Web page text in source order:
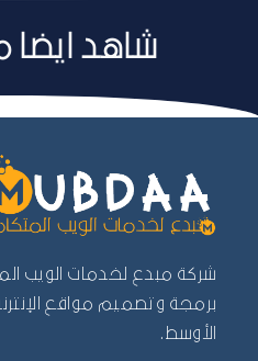
شاهد ايضا
شركة مبدع لخدمات الويب
برمجة وتصميم مواقع
الأوسط.